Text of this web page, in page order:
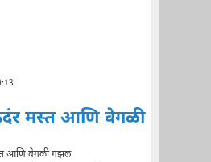
मस्त आणि वेगळी
आणि वेगळी गझल